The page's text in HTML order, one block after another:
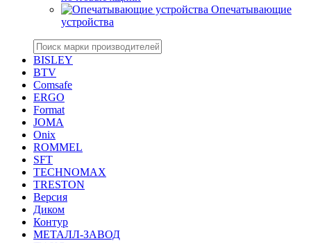
Опечатывающие
устройства
BISLEY
BTV
Comsafe
ERGO
Format
JOMA
Onix
ROMMEL
SFT
TECHNOMAX
TRESTON
Версия
Диком
Контур
МЕТАЛЛ-ЗАВОД